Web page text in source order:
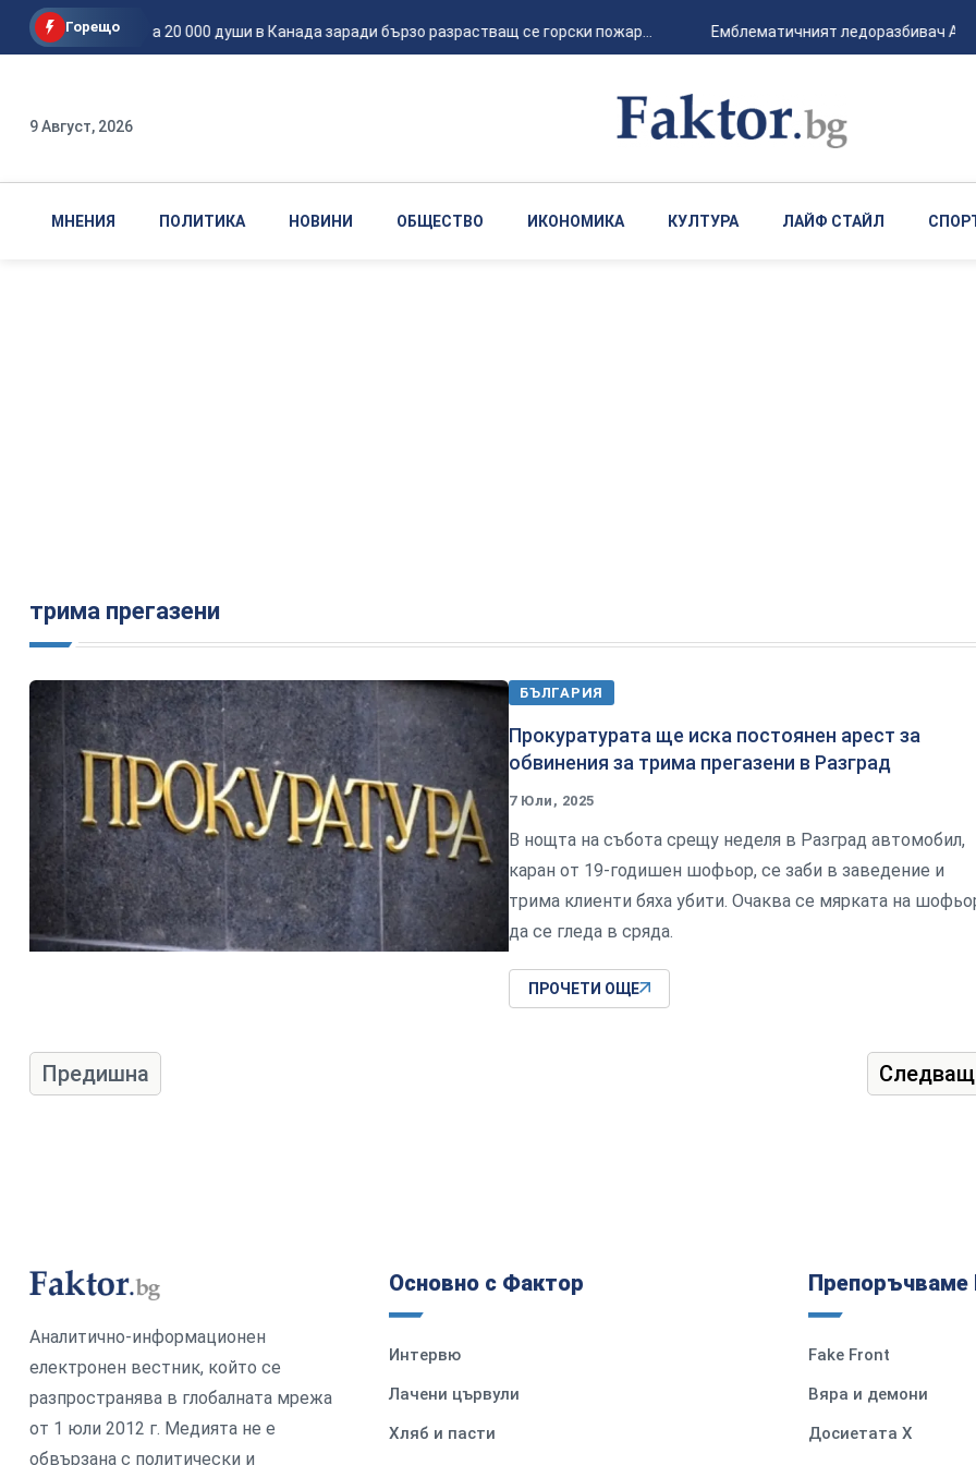
Горещо
Евакуираха 20 000 души в Канада заради бързо разрастващ се горски пожар... Емблематичният ледоразбивач
9 Август, 2026
МНЕНИЯ ПОЛИТИКА НОВИНИ ОБЩЕСТВО ИКОНОМИКА КУЛТУРА ЛАЙФ СТАЙЛ
трима прегазени
БЪЛГАРИЯ
Прокуратурата ще иска постоянен арест за
обвинения за трима прегазени в Разград
7 Юли, 2025
В нощта на събота срещу неделя в Разград автомобил,
каран от 19-годишен шофьор, се заби в заведение и
трима клиенти бяха убити. Очаква се мярката на
да се гледа в сряда.
ПРОЧЕТИ ОЩЕ
Предишна
Аналитично-информационен
електронен вестник, който се
разпространява в глобалната мрежа
от 1 юли 2012 г. Медията не е
обвързана с политически и
Основно с Фактор
Интервю
Лачени цървули
Хляб и пасти
Препоръчваме
Fake Front
Вяра и демони
Досиетата Х